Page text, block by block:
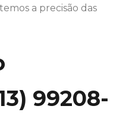
a precisão das
99208-